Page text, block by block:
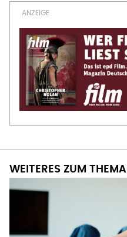
WEITERES ZUM THEMA